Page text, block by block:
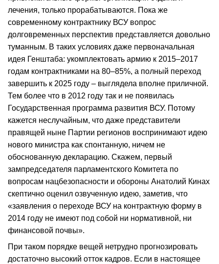
лечения, только прорабатываются. Пока же
современному контрактнику ВСУ вопрос
долговременных перспектив представляется довольно
туманным. В таких условиях даже первоначальная
идея Генштаба: укомплектовать армию к 2015–2017
годам контрактниками на 80–85%, а полный переход
завершить к 2025 году – выглядела вполне приличной.
Тем более что в 2012 году так и не появилась
Государственная программа развития ВСУ. Потому
кажется неслучайным, что даже представители
правящей ныне Партии регионов воспринимают идею
нового министра как спонтанную, ничем не
обоснованную декларацию. Скажем, первый
зампредседателя парламентского Комитета по
вопросам нацбезопасности и обороны Анатолий Кинах
скептично оценил озвученную идею, заметив, что
«заявления о переходе ВСУ на контрактную форму в
2014 году не имеют под собой ни нормативной, ни
финансовой почвы».
При таком порядке вещей нетрудно прогнозировать
достаточно высокий отток кадров. Если в настоящее